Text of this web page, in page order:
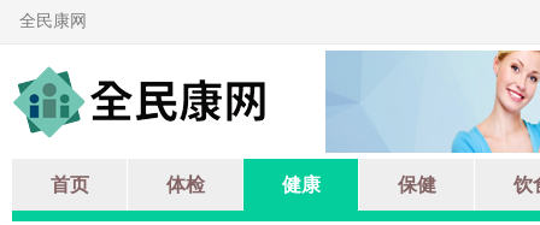
全民康网
首页 体检 健康 保健 饮